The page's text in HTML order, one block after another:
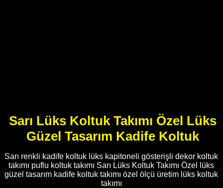
Sarı Lüks Koltuk Takımı Özel Lüks
Güzel Tasarım Kadife Koltuk
Sarı renkli kadife koltuk lüks kapitoneli gösterişli dekor koltuk
takımı puflu koltuk takımı Sarı Lüks Koltuk Takımı Özel lüks
güzel tasarım kadife koltuk takımı özel ölçü üretim lüks koltuk
takımı